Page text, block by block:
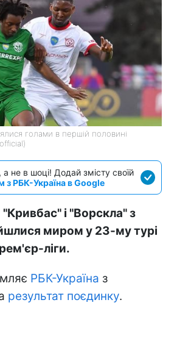
голами в першій половині
а не в шоці! Додай змісту своїй
з РБК-Україна в Google
і "Ворскла" з
миром у 23-му турі
ліги.
РБК-Україна з
результат поєдинку.